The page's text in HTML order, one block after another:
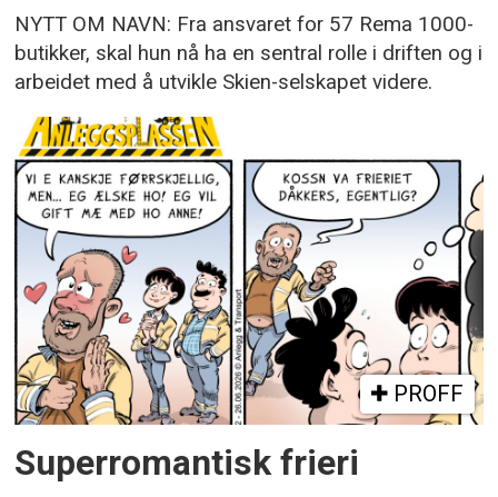
NYTT OM NAVN: Fra ansvaret for 57 Rema 1000-
butikker, skal hun nå ha en sentral rolle i driften og i
arbeidet med å utvikle Skien-selskapet videre.
PROFF
Superromantisk frieri